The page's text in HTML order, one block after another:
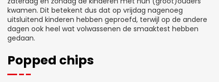
kwamen. Dit betekent dus dat op vrijdag nagenoeg
uitsluitend kinderen hebben geproefd, terwijl op de andere
dagen ook heel wat volwassenen de smaaktest hebben
gedaan.
Popped chips